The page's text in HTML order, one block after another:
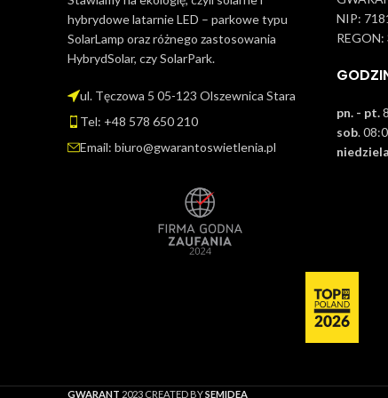
hybrydowe latarnie LED – parkowe typu
SolarLamp oraz różnego zastosowania
HybrydSolar, czy SolarPark.
ul. Tęczowa 5 05-123 Olszewnica Stara
Tel: +48 578 650 210
Email: biuro@gwarantoswietlenia.pl
NIP:
pn. - pt.
sob.
niedziela
GWARANT 2023 CREATED BYSEMIDEA